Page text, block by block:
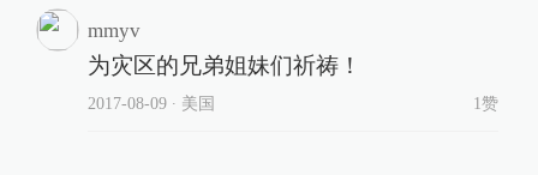
mmyv
为灾区的兄弟姐妹们祈祷！
2017-08-09∙ 美国 1赞